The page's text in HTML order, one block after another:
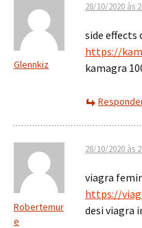
Glennkiz
28/10/2020 às
side
https://
kamagra
Robertemur
e
28/10/2020 às
viagra
https://
desi viagra